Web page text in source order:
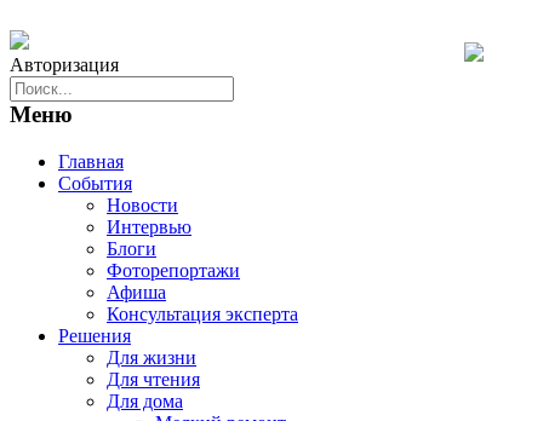
Авторизация
Меню
Главная
События
Новости
Интервью
Блоги
Фоторепортажи
Афиша
Консультация эксперта
Решения
Для жизни
Для чтения
Для дома